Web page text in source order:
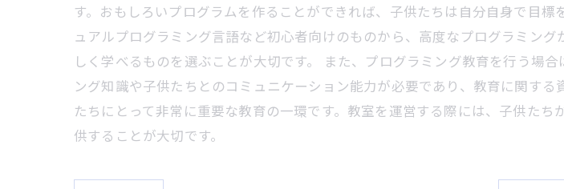
す。おもしろいプログラムを作ることができれば、子供たちは自分自身で目
ュアルプログラミング言語など初心者向けのものから、高度なプログラミン
しく学べるものを選ぶことが大切です。 また、プログラミング教育を行う場
ング知識や子供たちとのコミュニケーション能力が必要であり、教育に関す
たちにとって非常に重要な教育の一環です。教室を運営する際には、子供た
供することが大切です。